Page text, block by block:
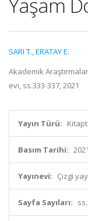
SARI T.,ERATAY E.
Akademik
evi, ss.333-337, 2021
Yayın Türü:
Basım Tarihi: 2021
Yayınevi: Çizgi
Sayfa Sayıları: